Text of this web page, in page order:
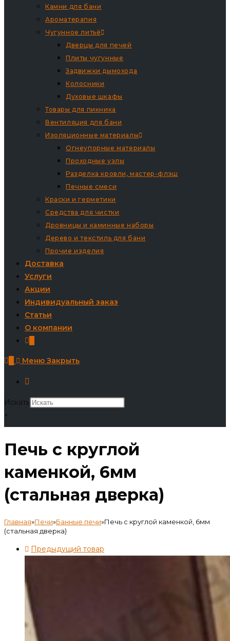
Камни для бани
Ароматерапия
Чугунное литьё
Дверцы для печей
Плиты чугунные
Задвижки дымохода
Колосники
Духовые шкафы
Товары для пикника
Вентиляция для бани
Изоляционные материалы
Огнеупорные материалы
Проходные узлы
Разделка кровли, мастер-флэш
Печные смеси
Краски и герметики
Средства для чистки
Дровницы и каминные наборы
Дерево и текстиль для бани
Прочие изделия
Доставка
Услуги
Акции
Индивидуальный заказ
Статьи
О компании
Меню Закрыть
Искать
×
Печь с круглой
каменкой, 6мм
(стальная дверка)
Главная»Печи»Банные печи»Печь с круглой каменкой, 6мм
(стальная дверка)
Предыдущий товар